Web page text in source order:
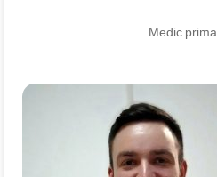
Medic